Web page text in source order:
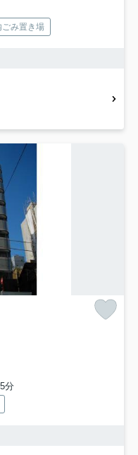
ごみ置き場
分